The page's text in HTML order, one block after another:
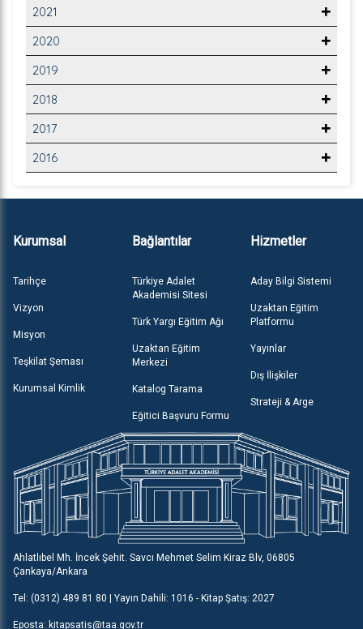
2021
2020
2019
2018
2017
2016
Kurumsal
Tarihçe
Vizyon
Misyon
Teşkilat Şeması
Kurumsal Kimlik
Bağlantılar
Türkiye Adalet
Akademisi Sitesi
Türk Yargı Eğitim Ağı
Uzaktan Eğitim
Merkezi
Katalog Tarama
Eğitici Başvuru Formu
Hizmetler
Aday Bilgi Sistemi
Uzaktan Eğitim
Platformu
Yayınlar
Dış İlişkiler
Strateji & Arge
Ahlatlıbel Mh. İncek Şehit. Savcı Mehmet Selim Kiraz Blv, 06805
Çankaya/Ankara
Tel: (0312) 489 81 80 | Yayın Dahili: 1016 - Kitap Şatış: 2027
Eposta: kitapsatis@taa.gov.tr